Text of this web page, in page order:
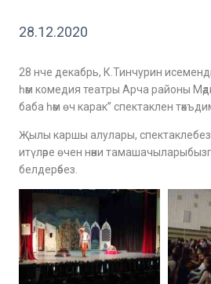
28.12.2020
28 нче декабрь, К.Тинчурин
һәм комедия театры Арча районы
баба һәм өч карак” спектаклен
Җылы каршы алулары,
итүләре өчен нәни
белдерәбез.